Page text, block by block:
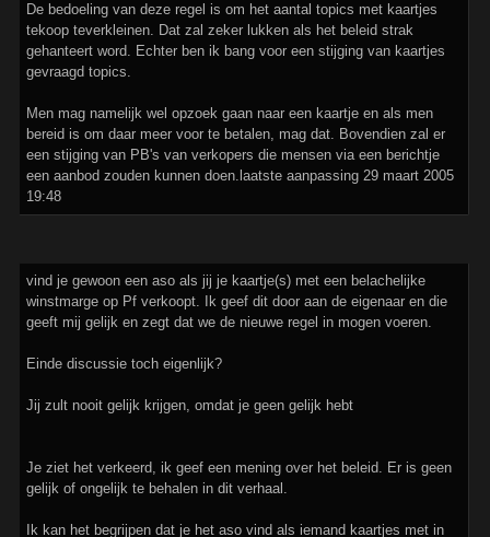
De bedoeling van deze regel is om het aantal topics met kaartjes
tekoop teverkleinen. Dat zal zeker lukken als het beleid strak
gehanteert word. Echter ben ik bang voor een stijging van kaartjes
gevraagd topics.
Men mag namelijk wel opzoek gaan naar een kaartje en als men
bereid is om daar meer voor te betalen, mag dat. Bovendien zal er
een stijging van PB's van verkopers die mensen via een berichtje
een aanbod zouden kunnen doen.laatste aanpassing 29 maart 2005
19:48
vind je gewoon een aso als jij je kaartje(s) met een belachelijke
winstmarge op Pf verkoopt. Ik geef dit door aan de eigenaar en die
geeft mij gelijk en zegt dat we de nieuwe regel in mogen voeren.
Einde discussie toch eigenlijk?
Jij zult nooit gelijk krijgen, omdat je geen gelijk hebt
Je ziet het verkeerd, ik geef een mening over het beleid. Er is geen
gelijk of ongelijk te behalen in dit verhaal.
Ik kan het begrijpen dat je het aso vind als iemand kaartjes met in